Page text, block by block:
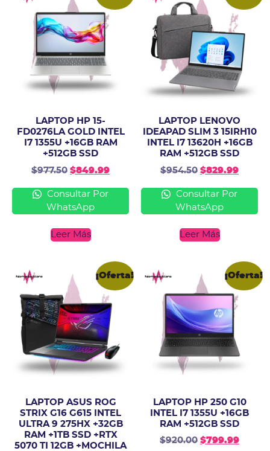
LAPTOP HP 15-
FD0276LA GOLD INTEL
I7 1355U +16GB RAM
+512GB SSD
$977.50 $849.99
Consultar Por
WhatsApp
Leer Más
LAPTOP LENOVO
IDEAPAD SLIM 3 15IRH10
INTEL I7 13620H +16GB
RAM +512GB SSD
$954.50 $829.99
Consultar Por
WhatsApp
Leer Más
¡Oferta!
LAPTOP ASUS ROG
STRIX G16 G615 INTEL
ULTRA 9 275HX +32GB
RAM +1TB SSD +RTX
5070 TI 12GB +MOCHILA
¡Oferta!
LAPTOP HP 250 G10
INTEL I7 1355U +16GB
RAM +512GB SSD
$920.00 $799.99